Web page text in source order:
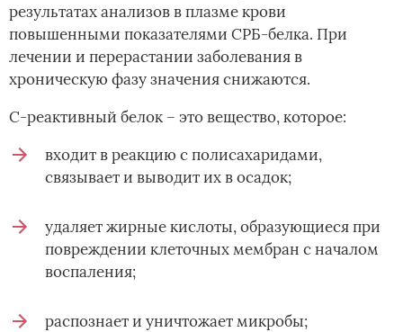
результатах анализов в плазме крови
повышенными показателями СРБ-белка. При
лечении и перерастании заболевания в
хроническую фазу значения снижаются.
С-реактивный белок – это вещество, которое:
входит в реакцию с полисахаридами,
связывает и выводит их в осадок;
удаляет жирные кислоты, образующиеся при
повреждении клеточных мембран с началом
воспаления;
распознает и уничтожает микробы;